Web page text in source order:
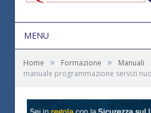
MENU
Home » Formazione » Manuali
manuale programmazione servizi